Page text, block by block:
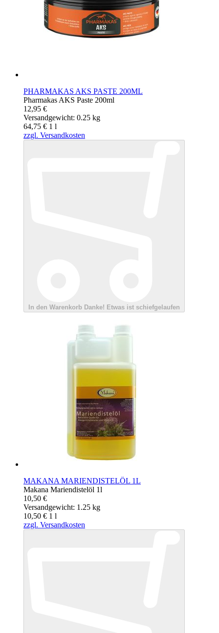
PHARMAKAS AKS PASTE 200ML
Pharmakas AKS Paste 200ml
12,95 €
Versandgewicht: 0.25 kg
64,75 € 1 l
zzgl. Versandkosten
In den Warenkorb Danke! Etwas ist schiefgelaufen
MAKANA MARIENDISTELÖL 1L
Makana Mariendistelöl 1l
10,50 €
Versandgewicht: 1.25 kg
10,50 € 1 l
zzgl. Versandkosten